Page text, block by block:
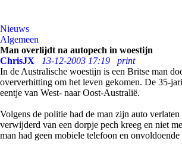
Nieuws
Algemeen
Man overlijdt na autopech in woestijn
ChrisJX
13-12-2003 17:19
print
In de Australische woestijn is een Britse man
oververhitting om het leven gekomen. De 35-
eentje van West- naar Oost-Australië.
Volgens de politie had de man zijn auto
verwijderd van een dorpje pech kreeg en niet
man had geen mobiele telefoon en onvoldoende